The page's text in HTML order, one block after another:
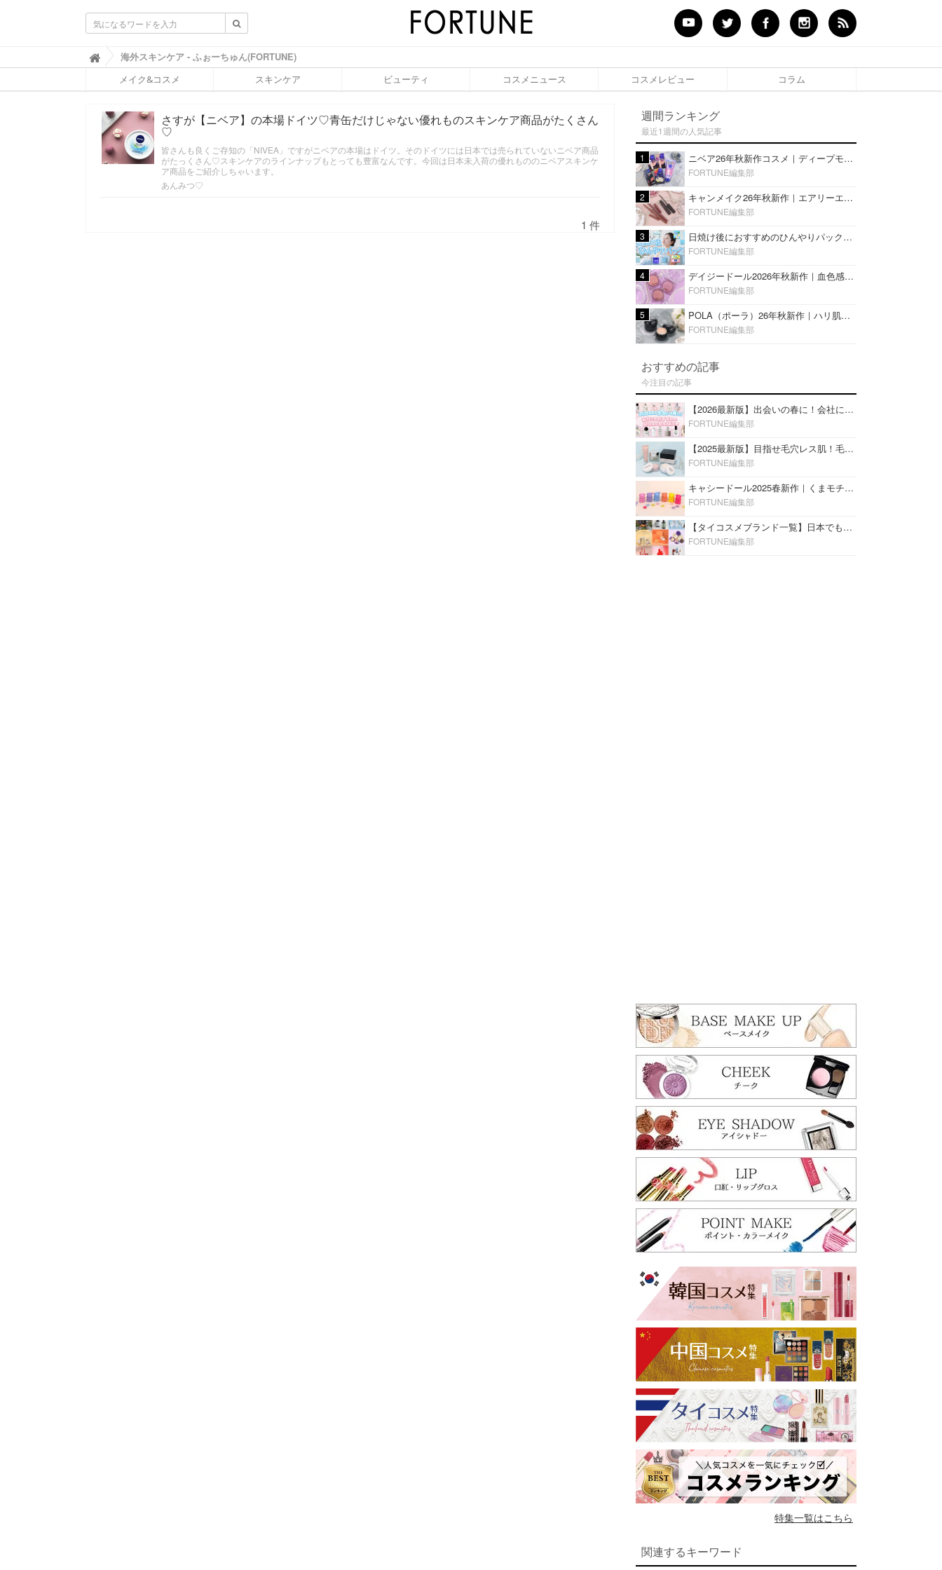
ふ
ぉ
ち
ん
(
F
O
海外スキンケア - ふぉーちゅん(FORTUNE)
メイク&コスメ スキンケア ビューティ コスメニュース コスメレビュー コラム
さすが【ニベア】の本場ドイツ♡青缶だけじゃない優れものスキンケア商品がたくさん
♡
皆さんも良くご存知の「NIVEA」ですがニベアの本場はドイツ。そのドイツには日本では売られていないニベア商品
がたっくさん♡スキンケアのラインナップもとっても豊富なんです。今回は日本未入荷の優れもののニベアスキンケ
ア商品をご紹介しちゃいます。
あんみつ♡
1 件
週間ランキング
最近1週間の人気記事
1 ニベア26年秋新作コスメ｜ディープモイスチャーリップの美容液タイプや2in1ボディクリームスクラブも
FORTUNE編集部
2 キャンメイク26年秋新作｜エアリーエクステンションライナー＆カールスナイパーマスカラ新色をレビュー
FORTUNE編集部
3 日焼け後におすすめのひんやりパック14選｜暑い夏にぴったりな冷凍／鎮静／うるおいチャージマスクを紹介
FORTUNE編集部
4 デイジードール2026年秋新作｜血色感が可愛い♡『パウダー ブラッシュ ブルーム』新3色をレビュー
FORTUNE編集部
5 POLA（ポーラ）26年秋新作｜ハリ肌を叶える『B.A デイ プランプ ファンデーション』を口コミ
FORTUNE編集部
おすすめの記事
今注目の記事
【2026最新版】出会いの春に！会社にもおすすめの好印象な香水14選♡ビジネスの場での香水マナーも
FORTUNE編集部
【2025最新版】目指せ毛穴レス肌！毛穴を埋めて隠す「おすすめ部分用下地＆プライマー」ランキング♡
FORTUNE編集部
キャシードール2025春新作｜くまモチーフのミニリップ「シャイニーベア リップモイスト」をレビュー♡
FORTUNE編集部
【タイコスメブランド一覧】日本でも人気沸騰中の“タイコスメ”ブランド20選！
FORTUNE編集部
特集一覧はこちら
関連するキーワード